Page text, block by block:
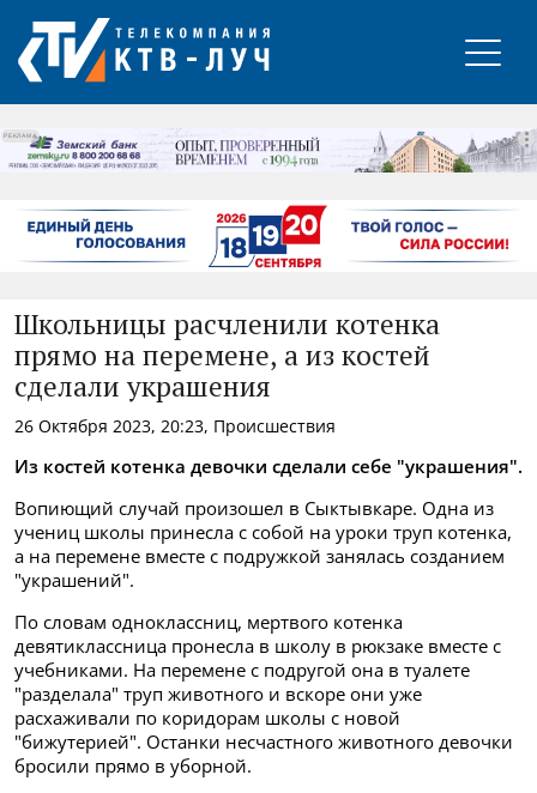
РЕКЛАМА
Школьницы расчленили котенка
прямо на перемене, а из костей
сделали украшения
26 Октября 2023, 20:23, Происшествия
Из костей котенка девочки сделали себе "украшения".
Вопиющий случай произошел в Сыктывкаре. Одна из
учениц школы принесла с собой на уроки труп котенка,
а на перемене вместе с подружкой занялась созданием
"украшений".
По словам одноклассниц, мертвого котенка
девятиклассница пронесла в школу в рюкзаке вместе с
учебниками. На перемене с подругой она в туалете
"разделала" труп животного и вскоре они уже
расхаживали по коридорам школы с новой
"бижутерией". Останки несчастного животного девочки
бросили прямо в уборной.